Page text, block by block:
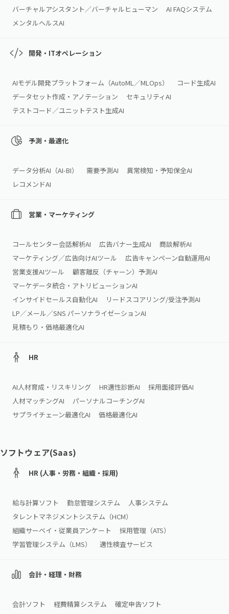
バーチャルアシスタント／バーチャルヒューマン
AI FAQシステム
メンタルヘルスAI
開発・ITオペレーション
AIモデル開発プラットフォーム（AutoML／MLOps）
コード生成AI
データセット作成・アノテーション
セキュリティAI
テストコード／ユニットテスト生成AI
予測・最適化
データ分析AI（AI‑BI） 需要予測AI
異常検知・予知保全AI
レコメンドAI
営業・マーケティング
コールセンター会話解析AI 広告バナー生成AI
商談解析AI
マーケティング／広告向けAIツール
広告キャンペーン自動運用AI
営業支援AIツール
顧客離反（チャーン）予測AI
マーケデータ統合・アトリビューションAI
インサイドセールス自動化AI
リードスコアリング/受注予測AI
LP／メール／SNS パーソナライゼーションAI
見積もり・価格最適化AI
HR
AI人材育成・リスキリング HR適性診断AI
採用面接評価AI
人材マッチングAI
パーソナルコーチングAI
サプライチェーン最適化AI
価格最適化AI
ソフトウェア(Saas)
HR (人事・労務・組織・採用)
給与計算ソフト 勤怠管理システム
人事システム
タレントマネジメントシステム（HCM）
組織サーベイ・従業員アンケート
採用管理（ATS）
学習管理システム（LMS）
適性検査サービス
会計・経理・財務
会計ソフト 経費精算システム
確定申告ソフト